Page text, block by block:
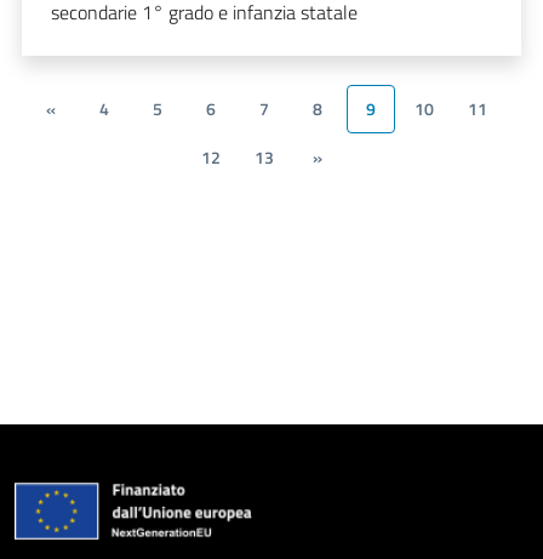
secondarie 1° grado e infanzia statale
« 4 5 6 7 8 9 10
11
12
13 »